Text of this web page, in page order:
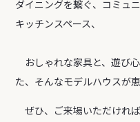
ダイニングを繋ぐ、コミュ
キッチンスペース、
おしゃれな家具と、遊び
た、そんなモデルハウスが
ぜひ、ご来場いただければ